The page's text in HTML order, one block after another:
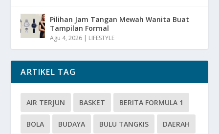
Pilihan Jam Tangan Mewah Wanita Buat
Tampilan Formal
Agu 4, 2026 | LIFESTYLE
ARTIKEL TAG
AIR TERJUN BASKET BERITA FORMULA 1
BOLA BUDAYA BULU TANGKIS DAERAH